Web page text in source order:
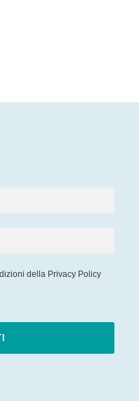
della Privacy Policy